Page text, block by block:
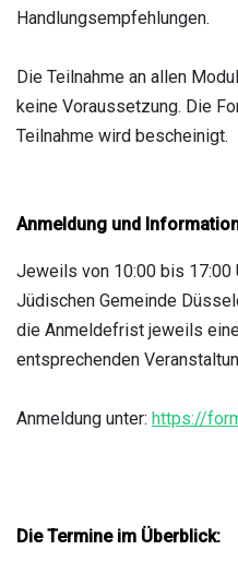
Handlungsempfehlungen.
Die Teilnahme an allen
keine Voraussetzung. Die
Teilnahme wird bescheinigt.
Anmeldung und
Jeweils von 10:00 bis 17:00
Jüdischen Gemeinde
die Anmeldefrist jeweils
entsprechenden
Anmeldung unter: https://
Die Termine im Überblick: